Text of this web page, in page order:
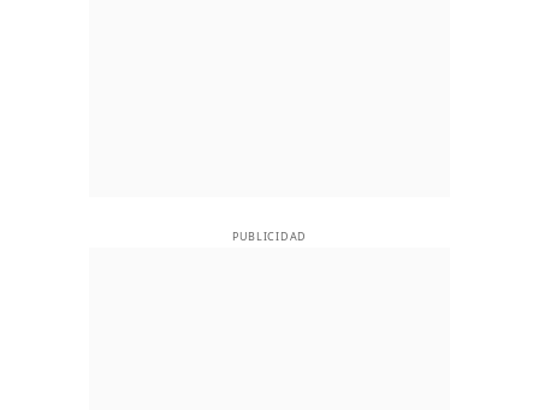
PUBLICIDAD